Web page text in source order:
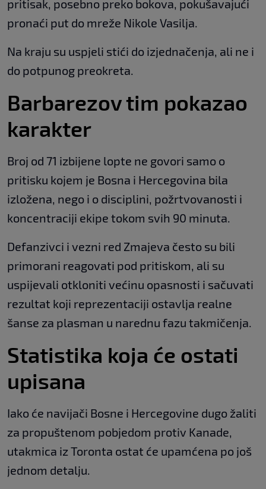
pritisak, posebno preko bokova, pokušavajući
pronaći put do mreže Nikole Vasilja.
Na kraju su uspjeli stići do izjednačenja, ali ne i
do potpunog preokreta.
Barbarezov tim pokazao
karakter
Broj od 71 izbijene lopte ne govori samo o
pritisku kojem je Bosna i Hercegovina bila
izložena, nego i o disciplini, požrtvovanosti i
koncentraciji ekipe tokom svih 90 minuta.
Defanzivci i vezni red Zmajeva često su bili
primorani reagovati pod pritiskom, ali su
uspijevali otkloniti većinu opasnosti i sačuvati
rezultat koji reprezentaciji ostavlja realne
šanse za plasman u narednu fazu takmičenja.
Statistika koja će ostati
upisana
Iako će navijači Bosne i Hercegovine dugo žaliti
za propuštenom pobjedom protiv Kanade,
utakmica iz Toronta ostat će upamćena po još
jednom detalju.